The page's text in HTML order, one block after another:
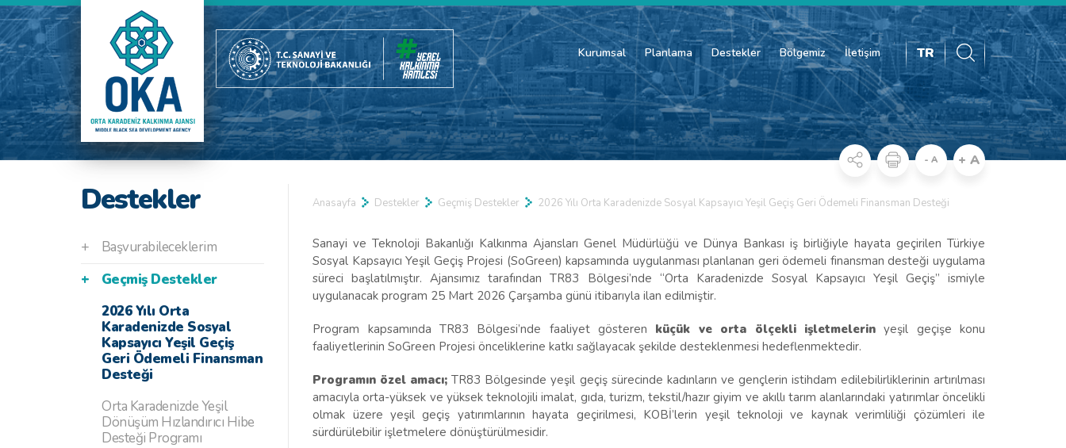
Kurumsal Planlama Destekler Bölgemiz İletişim TR
Destekler
+
Başvurabileceklerim
+
Geçmiş Destekler
2026 Yılı Orta
Karadenizde Sosyal
Kapsayıcı Yeşil Geçiş
Geri Ödemeli Finansman
Desteği
Orta Karadenizde Yeşil
Dönüşüm Hızlandırıcı Hibe
Desteği Programı
- A + A
Anasayfa Destekler Geçmiş Destekler 2026 Yılı Orta Karadenizde Sosyal Kapsayıcı Yeşil Geçiş Geri Ödemeli Finansman Desteği
Sanayi ve Teknoloji Bakanlığı Kalkınma Ajansları Genel Müdürlüğü ve Dünya Bankası iş birliğiyle hayata geçirilen Türkiye
Sosyal Kapsayıcı Yeşil Geçiş Projesi (SoGreen) kapsamında uygulanması planlanan geri ödemeli finansman desteği uygulama
süreci başlatılmıştır. Ajansımız tarafından TR83 Bölgesi’nde “Orta Karadenizde Sosyal Kapsayıcı Yeşil Geçiş” ismiyle
uygulanacak program 25 Mart 2026 Çarşamba günü itibarıyla ilan edilmiştir.
Program kapsamında TR83 Bölgesi’nde faaliyet gösteren küçük ve orta ölçekli işletmelerinyeşil geçişe konu
faaliyetlerinin SoGreen Projesi önceliklerine katkı sağlayacak şekilde desteklenmesi hedeflenmektedir.
Programın özel amacı; TR83 Bölgesinde yeşil geçiş sürecinde kadınların ve gençlerin istihdam edilebilirliklerinin artırılması
amacıyla orta-yüksek ve yüksek teknolojili imalat, gıda, turizm, tekstil/hazır giyim ve akıllı tarım alanlarındaki yatırımlar öncelikli
olmak üzere yeşil geçiş yatırımlarının hayata geçirilmesi, KOBİ’lerin yeşil teknoloji ve kaynak verimliliği çözümleri ile
sürdürülebilir işletmelere dönüştürülmesidir.